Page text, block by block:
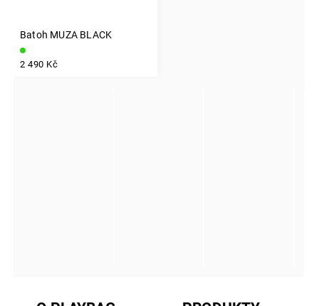
Batoh MUZA BLACK
2 490 Kč
INSTAGRAM